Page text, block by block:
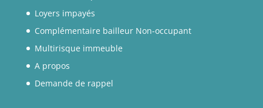
Loyers impayés
Complémentaire bailleur Non-occupant
Multirisque immeuble
A propos
Demande de rappel